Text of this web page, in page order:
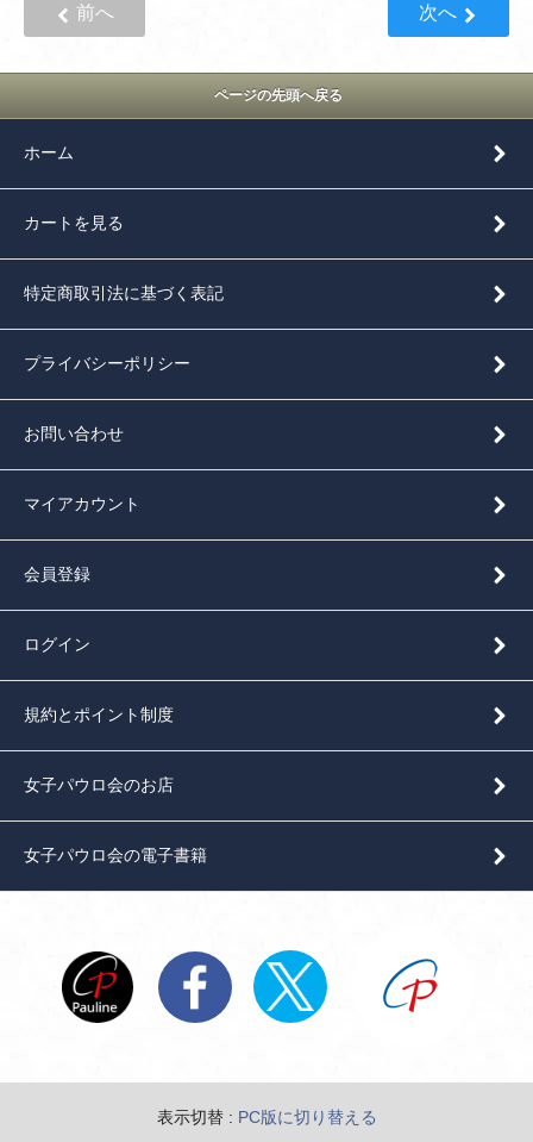
前へ 次へ
ページの先頭へ戻る
ホーム
カートを見る
特定商取引法に基づく表記
プライバシーポリシー
お問い合わせ
マイアカウント
会員登録
ログイン
規約とポイント制度
女子パウロ会のお店
女子パウロ会の電子書籍
表示切替 : PC版に切り替える